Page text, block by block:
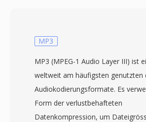
Datei aufnehmen und unterstützt
sowie AAC, FLAC, Opus und DTS
herausragendes Merkmal ist die
Untertitelunterstützung, die
MP3
MP3 (MPEG-1 Audio Layer III) ist
weltweit am häufigsten genutzten
Audiokodierungsformate. Es
Form der verlustbehafteten
Datenkompression, um